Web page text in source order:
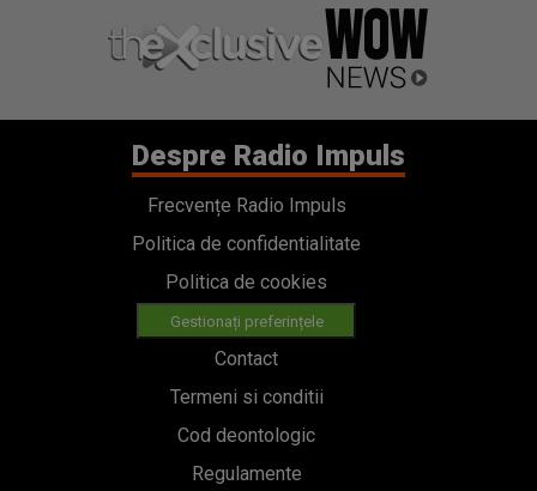
Despre Radio Impuls
Frecvențe Radio Impuls
Politica de confidentialitate
Politica de cookies
Gestionați preferințele
Contact
Termeni si conditii
Cod deontologic
Regulamente